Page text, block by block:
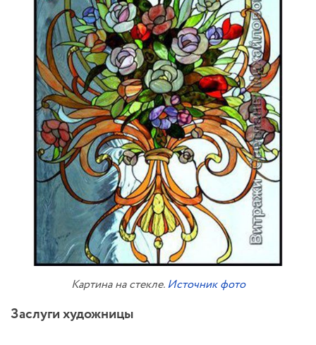
Картина на стекле.Источник фото
Заслуги художницы